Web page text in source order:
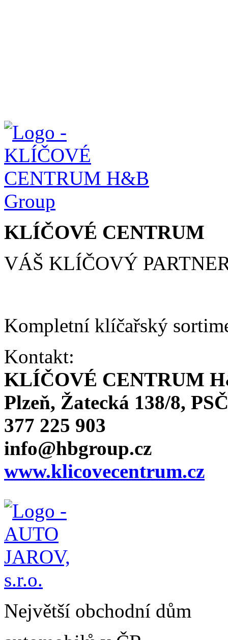
KLÍČOVÉ CENTRUM
VÁŠ KLÍČOVÝ
Kompletní klíčařský
Kontakt:
KLÍČOVÉ CENTRUM
Plzeň, Žatecká 138/8,
377 225 903
info@hbgroup.cz
www.klicovecentrum.cz
Největší obchodní dům